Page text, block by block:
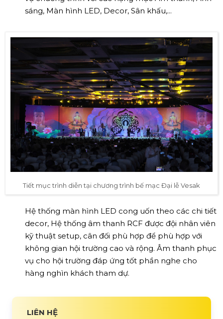
sáng, Màn hình LED, Decor, Sân khấu,...
Tiết mục trình diễn tại chương trình bế mạc Đại lễ Vesak
Hệ thống màn hình LED cong uốn theo các chi tiết
decor, Hệ thống âm thanh RCF được đội nhân viên
kỹ thuật setup, cân đối phù hợp để phù hợp với
không gian hội trường cao và rộng. Âm thanh phục
vụ cho hội trường đáp ứng tốt phần nghe cho
hàng nghìn khách tham dự.
LIÊN HỆ